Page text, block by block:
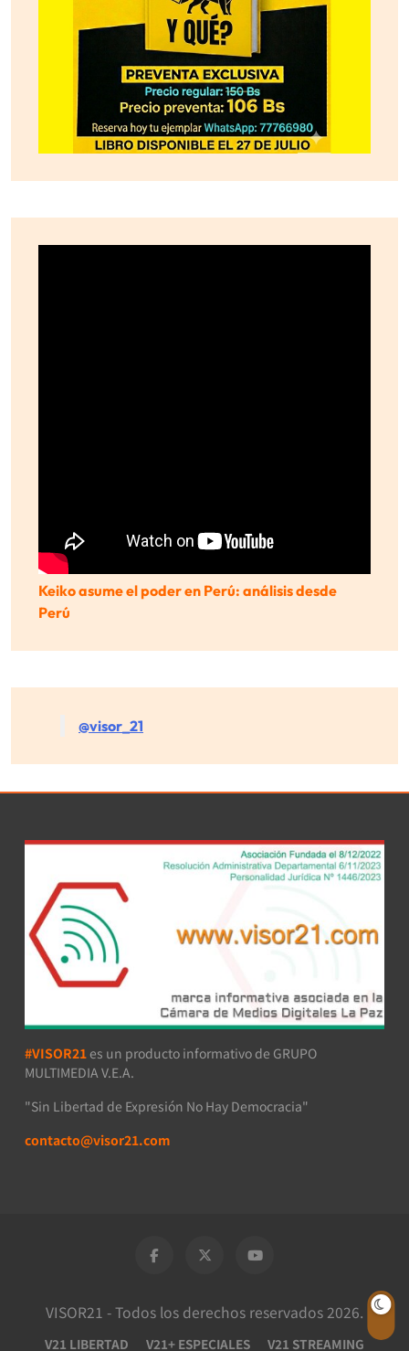
Keiko asume el poder en Perú: análisis desde
Perú
@visor_21
#VISOR21 es un producto informativo de GRUPO
MULTIMEDIA V.E.A.
"Sin Libertad de Expresión No Hay Democracia"
contacto@visor21.com
VISOR21 - Todos los derechos reservados 2026.
V21 LIBERTAD V21+ ESPECIALES V21 STREAMING